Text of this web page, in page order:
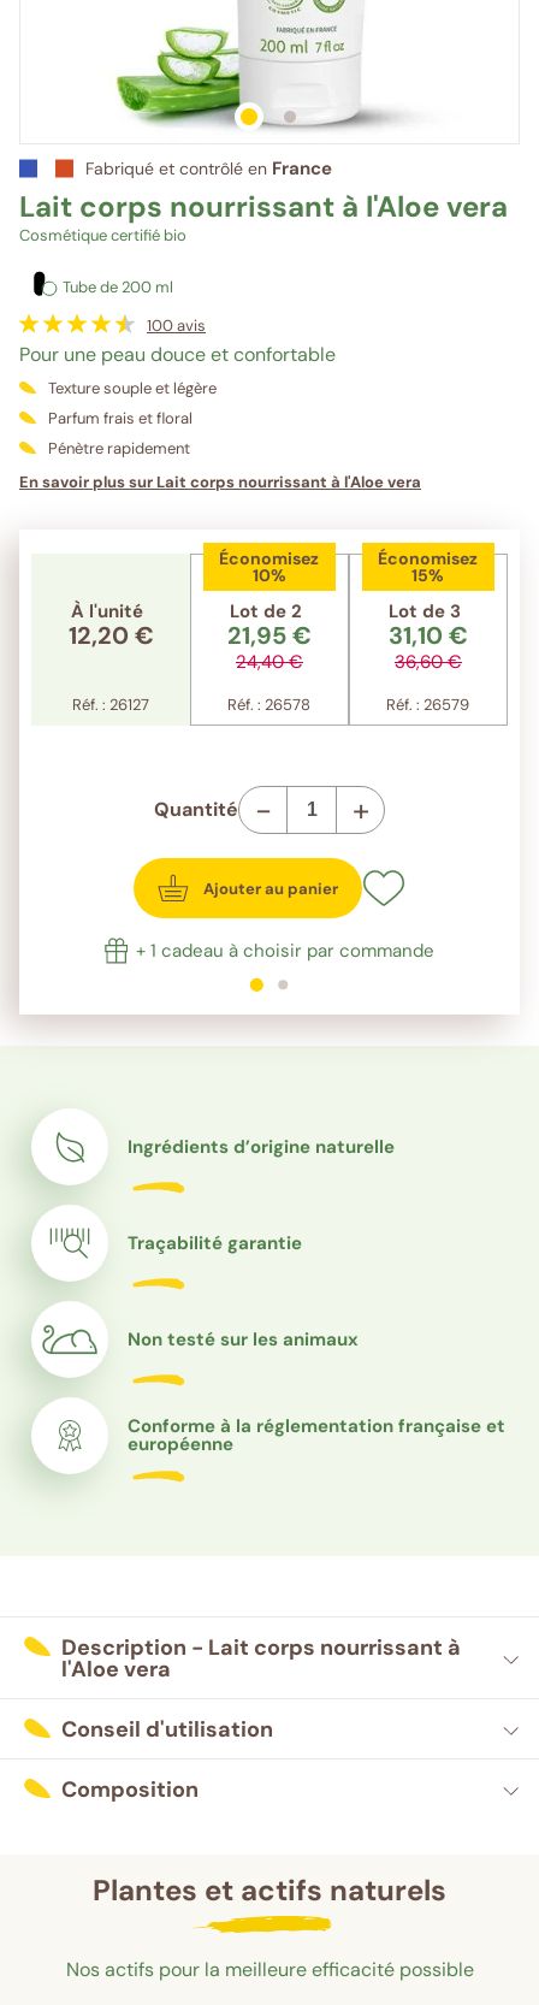
1
sur 2 2sur 2
Fabriqué et contrôlé en France
Lait corps nourrissant à l'Aloe vera
Cosmétique certifié bio
Tube de 200 ml
100avis
Pour une peau douce et confortable
Texture souple et légère
Parfum frais et floral
Pénètre rapidement
En savoir plus sur Lait corps nourrissant à l'Aloe vera
À l'unité
12,20 €
Réf. : 26127
Économisez
10%
Lot de 2
21,95 €
24,40 €
Réf. : 26578
Économisez
15%
Lot de 3
31,10 €
36,60 €
Réf. : 26579
Quantité - +
Ajouter au panier
+ 1 cadeau à choisir par commande
1sur 2 2sur 2
Ingrédients d’origine naturelle
Traçabilité garantie
Non testé sur les animaux
Conforme à la réglementation française et
européenne
Description - Lait corps nourrissant à
l'Aloe vera
Conseil d'utilisation
Composition
Plantes et actifs naturels
Nos actifs pour la meilleure efficacité possible